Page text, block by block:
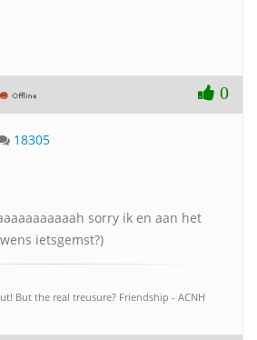
0
18305
sorry ik en aan het
ietsgemst?)
But the real treusure? Friendship - ACNH